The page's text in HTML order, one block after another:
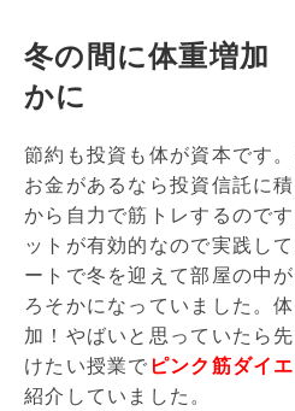
冬の間に体重増加
かに
節約も投資も体が資本です
お金があるなら投資信託に
から自力で筋トレするので
ットが有効的なので実践し
ートで冬を迎えて部屋の中
ろそかになっていました。
加！やばいと思っていたら
けたい授業で ピンク筋ダイ
紹介していました。